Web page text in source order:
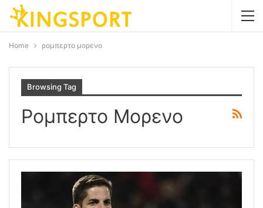
Home ρομπερτο μορενο
Browsing Tag
Ρομπερτο Μορενο